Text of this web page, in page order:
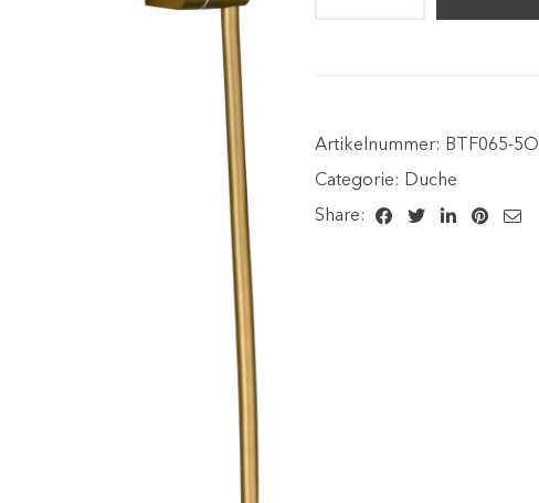
Artikelnummer: BTF065-
Categorie: Duche
Share: